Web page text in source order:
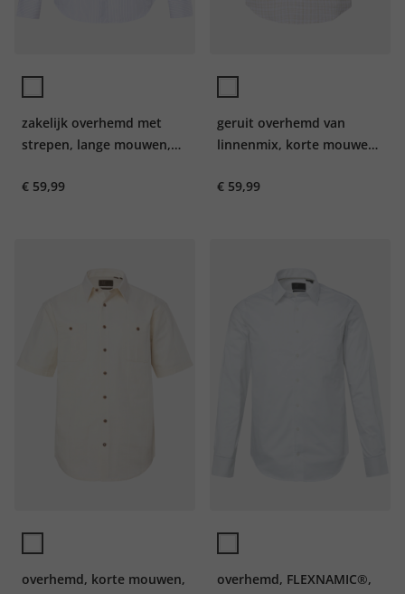
zakelijk overhemd met
strepen, lange mouwen,
Modern-Fit, tot 8XL
€ 59,99
geruit overhemd van
linnenmix, korte mouwen,
kraag, Modern Fit, tot 8XL
€ 59,99
overhemd, korte mouwen,
overhemd, FLEXNAMIC®,